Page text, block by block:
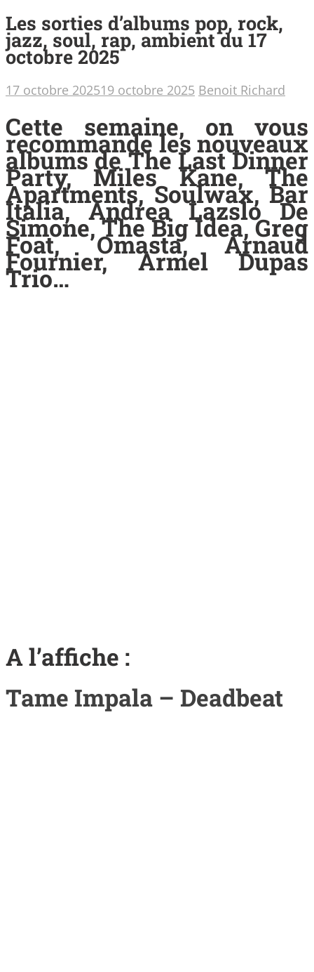
Les sorties d’albums pop, rock,
jazz, soul, rap, ambient du 17
octobre 2025
17 octobre 202519 octobre 2025 Benoit Richard
Cette semaine, on vous
recommande les nouveaux
albums de The Last Dinner
Party, Miles Kane, The
Apartments, Soulwax, Bar
Italia, Andrea Lazslo De
Simone, The Big Idea, Greg
Foat, Omasta, Arnaud
Fournier, Armel Dupas
Trio…
A l’affiche :
Tame Impala – Deadbeat